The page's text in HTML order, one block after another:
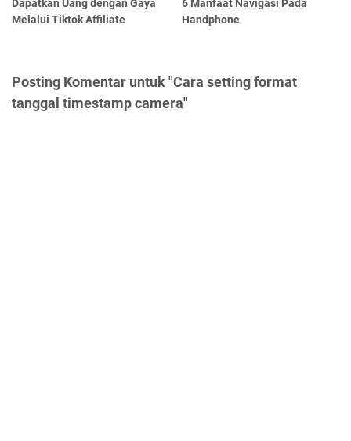
Dapatkan Uang dengan Gaya
Melalui Tiktok Affiliate
6 Manfaat Navigasi Pada
Handphone
Posting Komentar untuk "Cara setting format
tanggal timestamp camera"